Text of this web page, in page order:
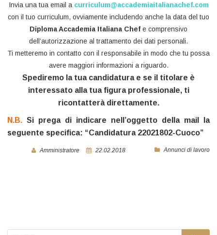
Invia una tua email a curriculum@accademiaitalianachef.com
con il tuo curriculum, ovviamente includendo anche la data del tuo
Diploma Accademia Italiana Chef e comprensivo
dell’autorizzazione al trattamento dei dati personali.
Ti metteremo in contatto con il responsabile in modo che tu possa
avere maggiori informazioni a riguardo.
Spediremo la tua candidatura e se il titolare è
interessato alla tua figura professionale, ti
ricontatterà direttamente.
N.B. Si prega di indicare nell’oggetto della mail la
seguente specifica: “Candidatura 22021802-Cuoco”
Amministratore 22.02.2018 Annunci di lavoro